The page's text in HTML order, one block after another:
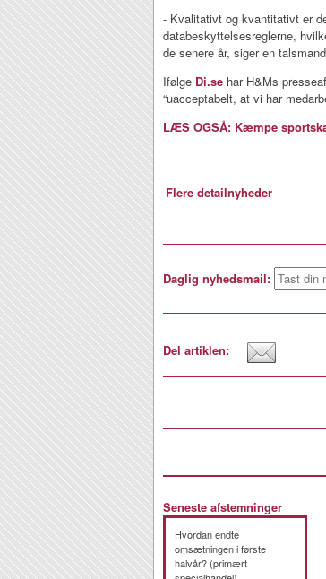
- Kvalitativt og kvantitativt er
databeskyttelsesreglerne,
de senere år, siger en
Ifølge Di.se har H&Ms
“uacceptabelt, at vi har
LÆS OGSÅ: Kæmpe
Flere detailnyheder
Daglig nyhedsmail:
Del artiklen:
Seneste afstemninger
Hvordan endte
omsætningen i første
halvår? (primært